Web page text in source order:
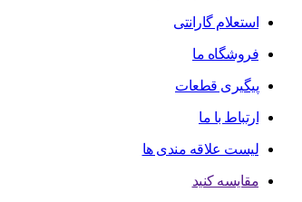
استعلام گارانتی
فروشگاه ما
پیگیری قطعات
ارتباط با ما
لیست علاقه مندی ها
مقایسه کنید